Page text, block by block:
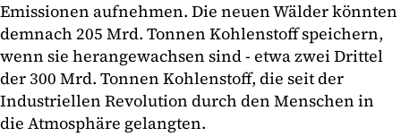
Emissionen aufnehmen. Die neuen Wälder könnten
demnach 205 Mrd. Tonnen Kohlenstoff speichern,
wenn sie herangewachsen sind - etwa zwei Drittel
der 300 Mrd. Tonnen Kohlenstoff, die seit der
Industriellen Revolution durch den Menschen in
die Atmosphäre gelangten.